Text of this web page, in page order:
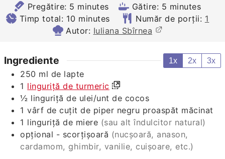
Pregătire: 5 minutes
minutes Gătire: 5 minutes
minutes
Timp total: 10minutes
minutes Număr de porții: 1
Autor: Iuliana Sbîrnea
Ingrediente 1x 2x 3x
250 ml de lapte
1 linguriţă de turmeric
½ linguriţă de ulei/unt de cocos
1 vârf de cuţit de piper negru proaspăt măcinat
1 linguriţă de miere (sau alt îndulcitor natural)
opţional - scorţişoară (nucşoară, anason,
cardamom, ghimbir, vanilie, cuişoare, etc.)